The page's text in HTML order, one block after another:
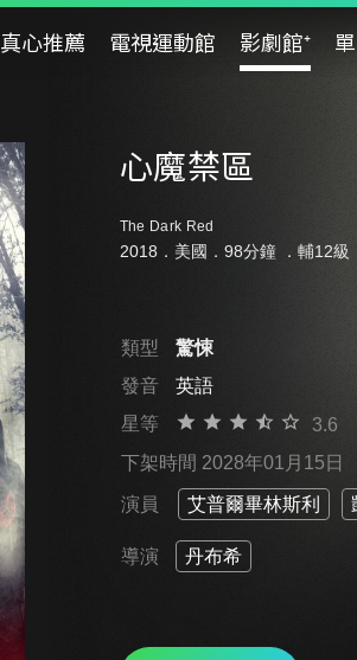
真心推薦 電視運動館 影劇館⁺
心魔禁區
The Dark Red
2018．美國．98分鐘 ． 輔12級
類型
驚悚
發音
英語
星等
3.6
下架時間 2028年01月15日
演員 艾普爾畢林斯利
導演 丹布希